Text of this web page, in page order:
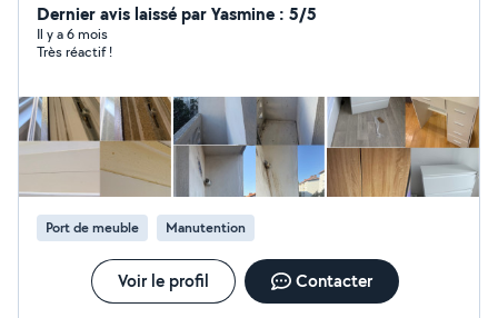
Dernier avis laissé par Yasmine : 5/5
Il y a 6 mois
Très réactif !
Port de meuble Manutention
Voir le profil Contacter